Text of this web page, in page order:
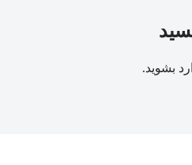
بشوید.